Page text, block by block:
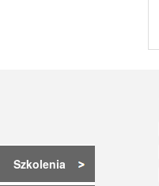
Szkolenia